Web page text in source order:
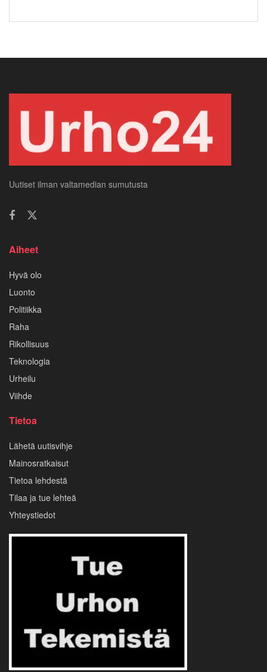
Uutiset ilman valtamedian sumutusta
Aiheet
Hyvä olo
Luonto
Politiikka
Raha
Rikollisuus
Teknologia
Urheilu
Viihde
Tietoa
Lähetä uutisvihje
Mainosratkaisut
Tietoa lehdestä
Tilaa ja tue lehteä
Yhteystiedot